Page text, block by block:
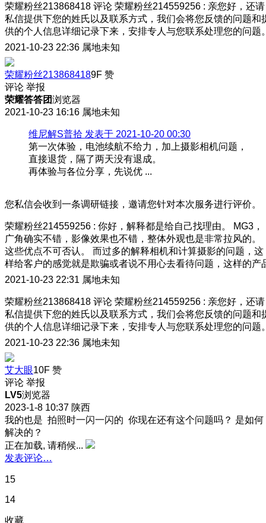
荣耀粉丝213868418 评论 荣耀粉丝214559256 : 亲您好，还请
私信提供下您的姓氏以及联系方式，我们会将您反馈的问题和
供的个人信息详细记录下来，安排专人与您联系处理您的问题
2021-10-23 22:36 属地未知
荣耀粉丝2138684189F 赞
评论 举报
荣耀答答团浏览器
2021-10-23 16:16 属地未知
维尼解S普拾 发表于 2021-10-20 00:30
第一次体验，电池续航不给力，加上摄影相机问题，
直接退货，隔了两天没有退成。
再体验与各位分享，先说优 ...
您私信会收到一条调研链接，邀请您针对本次服务进行评价。
荣耀粉丝214559256 : 你好，解释都是给自己找理由。 MG3，
广角确实不错，影像效果也不错，整体外观也是非常拉风的。
这些优点不可否认。 而过多的解释相机和计算摄影的问题，这
样给客户的感觉就是欺骗或者说不用心去看待问题，这样的产
2021-10-23 22:31 属地未知
荣耀粉丝213868418 评论 荣耀粉丝214559256 : 亲您好，还请
私信提供下您的姓氏以及联系方式，我们会将您反馈的问题和
供的个人信息详细记录下来，安排专人与您联系处理您的问题
2021-10-23 22:36 属地未知
艾大眼10F 赞
评论 举报
LV5浏览器
2023-1-8 10:37 陕西
我的也是 拍照时一闪一闪的 你现在还有这个问题吗？ 是如何
解决的？
正在加载, 请稍候...
发表评论…
15
14
收藏